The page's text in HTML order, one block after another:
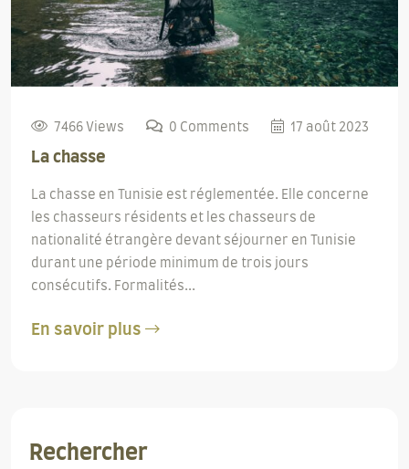
7466 Views 0 Comments 17 août 2023
La chasse
La chasse en Tunisie est réglementée. Elle concerne
les chasseurs résidents et les chasseurs de
nationalité étrangère devant séjourner en Tunisie
durant une période minimum de trois jours
consécutifs. Formalités...
En savoir plus
Rechercher